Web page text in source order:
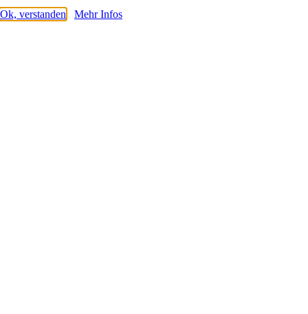
Ok, verstanden Mehr Infos